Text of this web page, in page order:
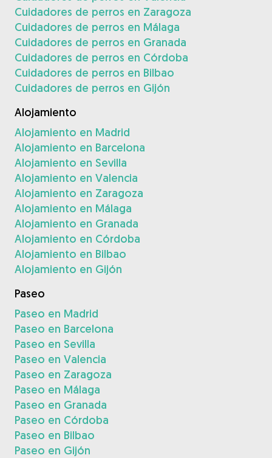
Cuidadores de perros en Zaragoza
Cuidadores de perros en Málaga
Cuidadores de perros en Granada
Cuidadores de perros en Córdoba
Cuidadores de perros en Bilbao
Cuidadores de perros en Gijón
Alojamiento
Alojamiento en Madrid
Alojamiento en Barcelona
Alojamiento en Sevilla
Alojamiento en Valencia
Alojamiento en Zaragoza
Alojamiento en Málaga
Alojamiento en Granada
Alojamiento en Córdoba
Alojamiento en Bilbao
Alojamiento en Gijón
Paseo
Paseo en Madrid
Paseo en Barcelona
Paseo en Sevilla
Paseo en Valencia
Paseo en Zaragoza
Paseo en Málaga
Paseo en Granada
Paseo en Córdoba
Paseo en Bilbao
Paseo en Gijón